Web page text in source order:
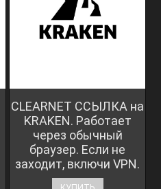
CLEARNET ССЫЛКА на
KRAKEN. Работает
через обычный
браузер. Если не
заходит, включи VPN.